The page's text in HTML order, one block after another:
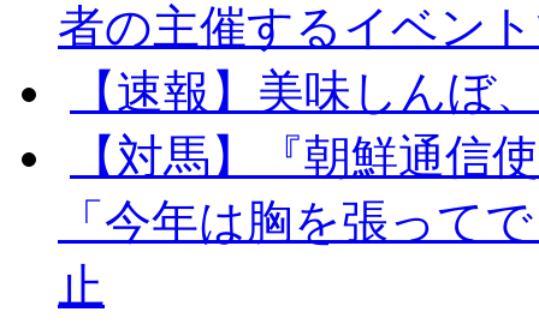
者の主催するイベン
【速報】美味しんぼ
【対馬】『朝鮮通
「今年は胸を張って
止